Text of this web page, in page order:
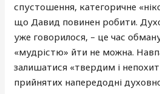
спустошення, категоричне
що Давид повинен робити.
уже говорилося, – це час
«мудрістю» йти не можна.
залишатися «твердим і
прийнятих напередодні